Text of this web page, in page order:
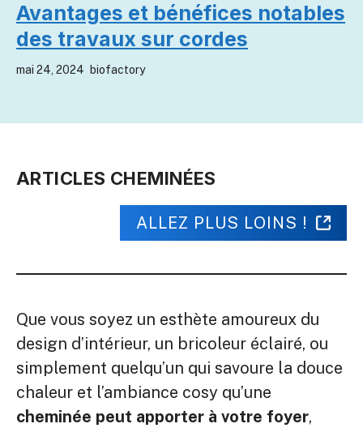
Avantages et bénéfices notables
des travaux sur cordes
mai 24, 2024 biofactory
ARTICLES CHEMINÉES
ALLEZ PLUS LOINS !
Que vous soyez un esthète amoureux du
design d’intérieur, un bricoleur éclairé, ou
simplement quelqu’un qui savoure la douce
chaleur et l’ambiance cosy qu’une
cheminée peut apporter à votre foyer,